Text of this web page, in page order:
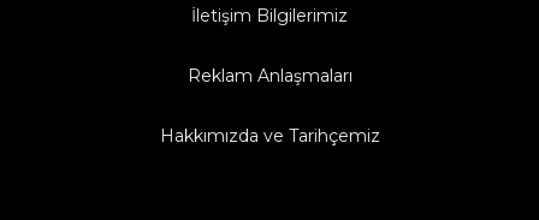
İletişim Bilgilerimiz
Reklam Anlaşmaları
Hakkımızda ve Tarihçemiz